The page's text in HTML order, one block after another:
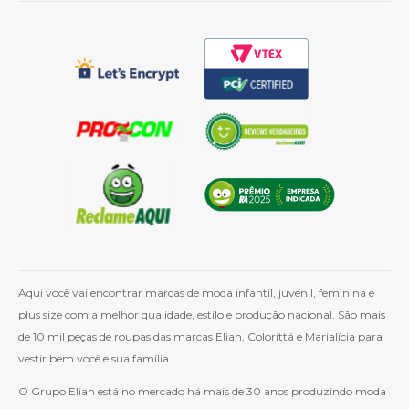
Aqui você vai encontrar marcas de moda infantil, juvenil, feminina e
plus size com a melhor qualidade, estilo e produção nacional. São mais
de 10 mil peças de roupas das marcas Elian, Colorittá e Marialícia para
vestir bem você e sua família.
O Grupo Elian está no mercado há mais de 30 anos produzindo moda